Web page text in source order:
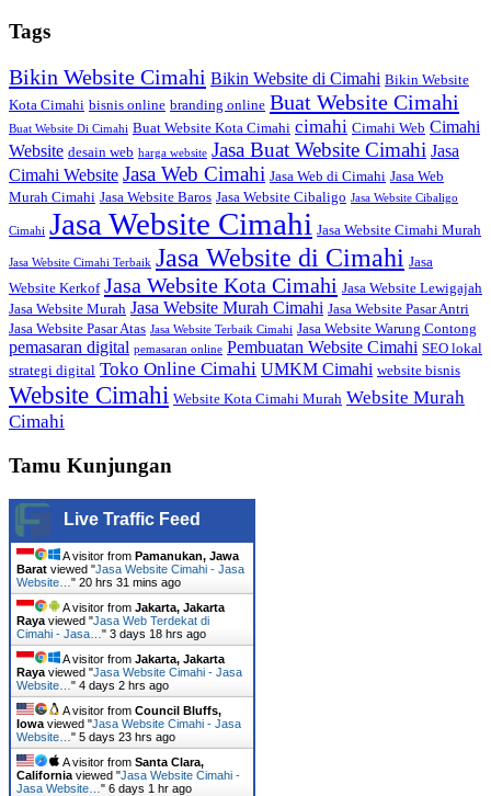
Tags
Bikin Website Cimahi Bikin Website di Cimahi Bikin Website
Kota Cimahi bisnis online branding online Buat Website Cimahi
Buat Website Di Cimahi Buat Website Kota Cimahi cimahi Cimahi Web Cimahi
Website desain web harga website Jasa Buat Website Cimahi Jasa
Cimahi Website Jasa Web Cimahi Jasa Web di Cimahi Jasa Web
Murah Cimahi Jasa Website Baros Jasa Website Cibaligo Jasa Website Cibaligo
Cimahi Jasa Website Cimahi Jasa Website Cimahi Murah
Jasa Website Cimahi Terbaik Jasa Website di Cimahi Jasa
Website Kerkof Jasa Website Kota Cimahi Jasa Website Lewigajah
Jasa Website Murah Jasa Website Murah Cimahi Jasa Website Pasar Antri
Jasa Website Pasar Atas Jasa Website Terbaik Cimahi Jasa Website Warung Contong
pemasaran digital pemasaran online Pembuatan Website Cimahi SEO lokal
strategi digital Toko Online Cimahi UMKM Cimahi website bisnis
Website Cimahi Website Kota Cimahi Murah Website Murah
Cimahi
Tamu Kunjungan
Live Traffic Feed
A visitor from Pamanukan, Jawa
Barat viewed "Jasa Website Cimahi - Jasa
Website… " 20 hrs 31 mins ago
A visitor from Jakarta, Jakarta
Raya viewed "Jasa Web Terdekat di
Cimahi - Jasa… " 3 days 18 hrs ago
A visitor from Jakarta, Jakarta
Raya viewed "Jasa Website Cimahi - Jasa
Website… " 4 days 2 hrs ago
A visitor from Council Bluffs,
Iowa viewed "Jasa Website Cimahi - Jasa
Website… " 5 days 23 hrs ago
A visitor from Santa Clara,
California viewed "Jasa Website Cimahi -
Jasa Website… " 6 days 1 hr ago